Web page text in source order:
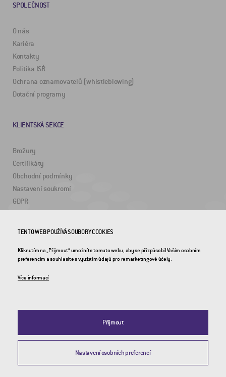
SPOLEČNOST
O nás
Kariéra
Kontakty
Politika ISŘ
Ochrana oznamovatelů (whistleblowing)
Dotační programy
KLIENTSKÁ SEKCE
Brožury
Certifikáty
Obchodní podmínky
Nastavení soukromí
GDPR
ZAJÍMAVÉ ODKAZY
2DRoad
TENTO WEB POUŽÍVÁ SOUBORY COOKIES
Kliknutím na „Přijmout“ umožníte tomuto webu, aby se přizpůsobil Vašim osobním
preferencím a souhlasíte s využitím údajů pro remarketingové účely.
Více informací
Přijmout
Nastavení osobních preferencí